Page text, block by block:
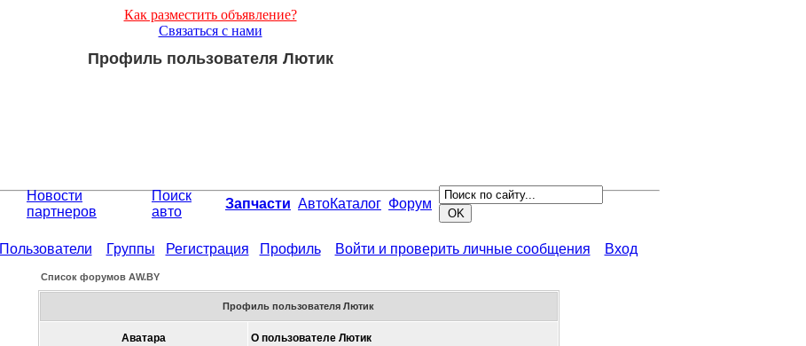
Как разместить объявление?
Связаться с нами
Профиль пользователя Лютик
Новости
партнеров
Поиск
авто
Запчасти АвтоКаталог Форум
Пользователи Группы Регистрация Профиль Войти и проверить личные сообщения Вход
Список форумов АW.BY
Профиль пользователя Лютик
Аватара О пользователе Лютик